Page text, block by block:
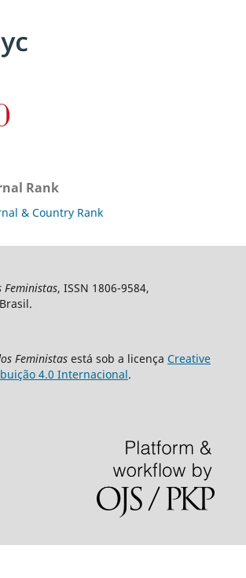
Rank
Feministas, ISSN 1806-9584,
Feministasestá sob a licença Creative
4.0 Internacional.